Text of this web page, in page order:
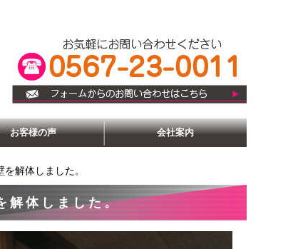
お客様の声 会社案内
解体しました。
解体しました。